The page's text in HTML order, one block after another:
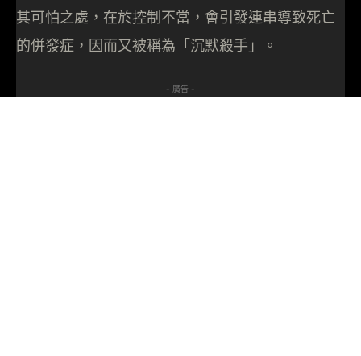
其可怕之處，在於控制不當，會引發連串導致死亡
的併發症，因而又被稱為「沉默殺手」。
- 廣告 -